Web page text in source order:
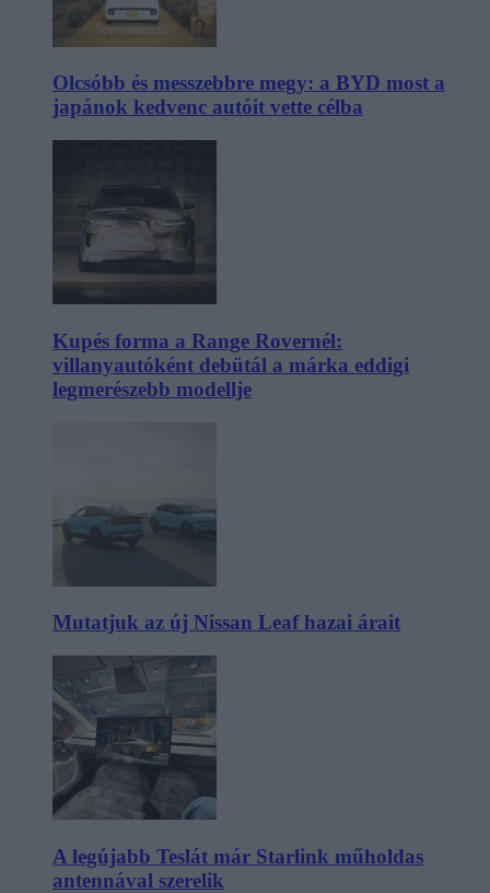
Olcsóbb és messzebbre megy: a BYD most a
japánok kedvenc autóit vette célba
Kupés forma a Range Rovernél:
villanyautóként debütál a márka eddigi
legmerészebb modellje
Mutatjuk az új Nissan Leaf hazai árait
A legújabb Teslát már Starlink műholdas
antennával szerelik